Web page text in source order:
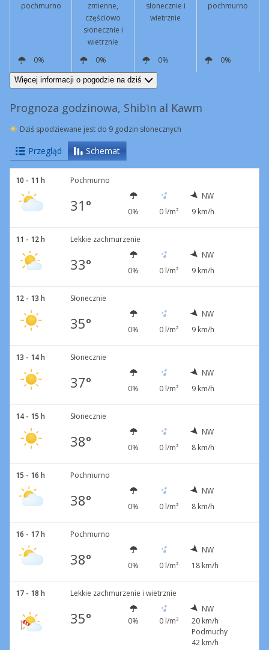
pochmurno
zmienne,
częściowo
słonecznie i
wietrznie
słonecznie i
wietrznie
pochmurno
0% 0% 0%
0%
W
8 km/h NW
12 km/h
Podmuchy
42 km/h
Więcej informacji o pogodzie na dziś
Prognoza godzinowa, Shibīn al Kawm
Dziś spodziewane jest do 9 godzin słonecznych
Przegląd Schemat
10 - 11 h Pochmurno
31° 0% 0 l/m²
NW
9 km/h
11 - 12 h Lekkie zachmurzenie
33° 0% 0 l/m²
NW
9 km/h
12 - 13 h Słonecznie
35° 0% 0 l/m²
NW
9 km/h
13 - 14 h Słonecznie
37° 0% 0 l/m²
NW
9 km/h
14 - 15 h Słonecznie
38° 0% 0 l/m²
NW
8 km/h
15 - 16 h Pochmurno
38° 0% 0 l/m²
NW
8 km/h
16 - 17 h Pochmurno
38° 0% 0 l/m²
NW
18 km/h
17 - 18 h Lekkie zachmurzenie i wietrznie
35° 0% 0 l/m²
NW
20 km/h
Podmuchy
42 km/h